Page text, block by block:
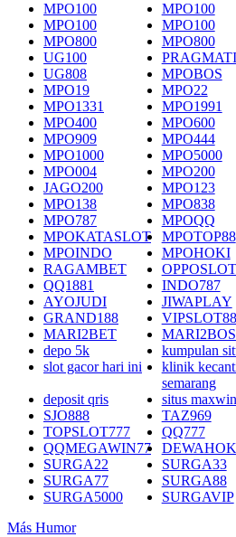
MPO100 MPO100
MPO100
MPO100
MPO800
MPO800
UG100
UG808
MPOBOS
MPO19
MPO22
MPO1331
MPO1991
MPO400
MPO600
MPO909
MPO444
MPO1000
MPO5000
MPO004
MPO200
JAGO200
MPO123
MPO138
MPO838
MPO787
MPOQQ
MPOKATASLOT
MPOTOP88
MPOINDO
MPOHOKI
RAGAMBET
OPPOSLOT
QQ1881
INDO787
AYOJUDI
JIWAPLAY
GRAND188
VIPSLOT88
MARI2BET
depo 5k
kumpulan
slot gacor hari ini
klinik
semarang
deposit qris
situs maxwin
SJO888
TAZ969
TOPSLOT777
QQ777
QQMEGAWIN77
SURGA22
SURGA33
SURGA77
SURGA88
SURGA5000
SURGAVIP
Más Humor